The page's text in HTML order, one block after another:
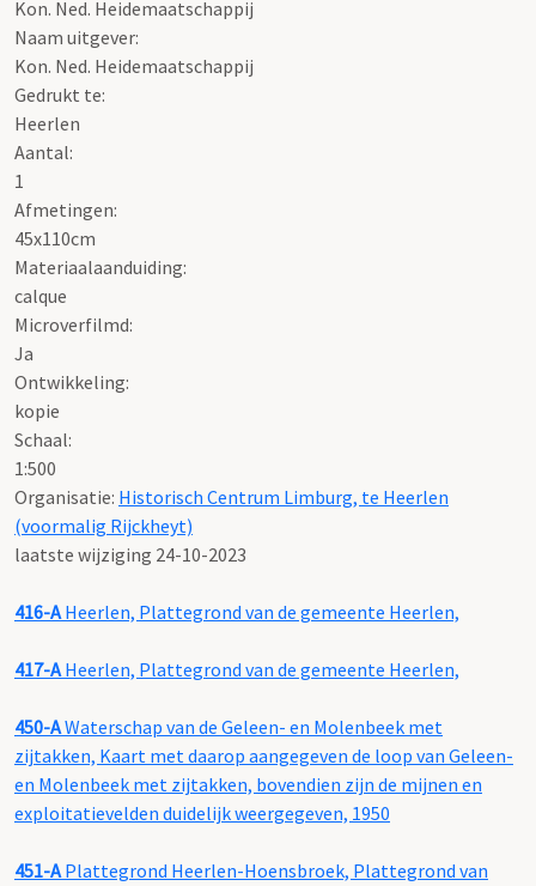
Kon. Ned. Heidemaatschappij
Naam uitgever:
Kon. Ned. Heidemaatschappij
Gedrukt te:
Heerlen
Aantal:
1
Afmetingen:
45x110cm
Materiaalaanduiding:
calque
Microverfilmd:
Ja
Ontwikkeling:
kopie
Schaal:
1:500
Organisatie: Historisch Centrum Limburg, te Heerlen
(voormalig Rijckheyt)
laatste wijziging 24-10-2023
416-AHeerlen, Plattegrond van de gemeente Heerlen,
417-AHeerlen, Plattegrond van de gemeente Heerlen,
450-AWaterschap van de Geleen- en Molenbeek met
zijtakken, Kaart met daarop aangegeven de loop van Geleen-
en Molenbeek met zijtakken, bovendien zijn de mijnen en
exploitatievelden duidelijk weergegeven, 1950
451-APlattegrond Heerlen-Hoensbroek, Plattegrond van